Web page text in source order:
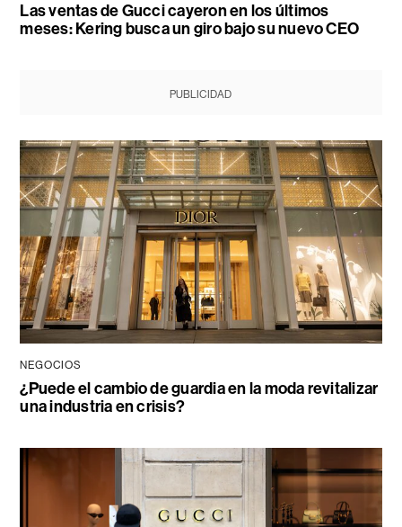
Las ventas de Gucci cayeron en los últimos
meses: Kering busca un giro bajo su nuevo CEO
PUBLICIDAD
NEGOCIOS
¿Puede el cambio de guardia en la moda revitalizar
una industria en crisis?